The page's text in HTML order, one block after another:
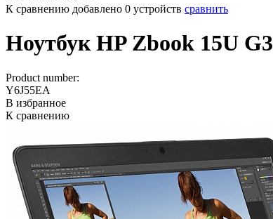
К сравнению добавлено 0 устройств сравнить
Ноутбук HP Zbook 15U G3
Product number:
Y6J55EA
В избранное
К сравнению